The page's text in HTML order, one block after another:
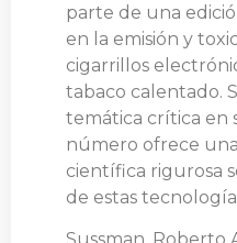
parte de una
en la emisión y
cigarrillos
tabaco calentado.
temática crítica en
número ofrece
científica rigurosa
de estas